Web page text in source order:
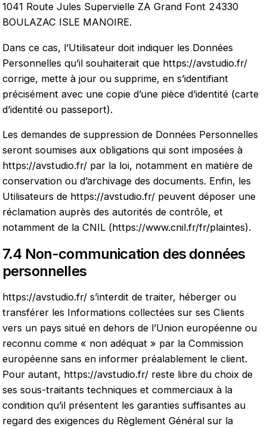
1041 Route Jules Supervielle ZA Grand Font 24330
BOULAZAC ISLE MANOIRE.
Dans ce cas, l’Utilisateur doit indiquer les Données
Personnelles qu’il souhaiterait que https://avstudio.fr/
corrige, mette à jour ou supprime, en s’identifiant
précisément avec une copie d’une pièce d’identité (carte
d’identité ou passeport).
Les demandes de suppression de Données Personnelles
seront soumises aux obligations qui sont imposées à
https://avstudio.fr/ par la loi, notamment en matière de
conservation ou d’archivage des documents. Enfin, les
Utilisateurs de https://avstudio.fr/ peuvent déposer une
réclamation auprès des autorités de contrôle, et
notamment de la CNIL (https://www.cnil.fr/fr/plaintes).
7.4 Non-communication des données
personnelles
https://avstudio.fr/ s’interdit de traiter, héberger ou
transférer les Informations collectées sur ses Clients
vers un pays situé en dehors de l’Union européenne ou
reconnu comme « non adéquat » par la Commission
européenne sans en informer préalablement le client.
Pour autant, https://avstudio.fr/ reste libre du choix de
ses sous-traitants techniques et commerciaux à la
condition qu’il présentent les garanties suffisantes au
regard des exigences du Règlement Général sur la